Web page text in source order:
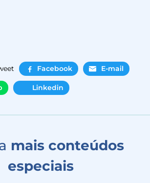
Facebook E-mail
Linkedin
mais conteúdos
especiais